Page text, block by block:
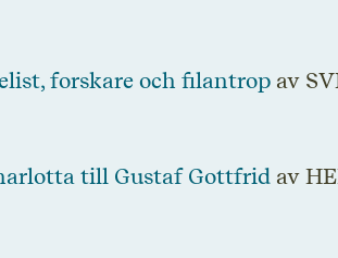
forskare och filantrop av
till Gustaf Gottfrid av